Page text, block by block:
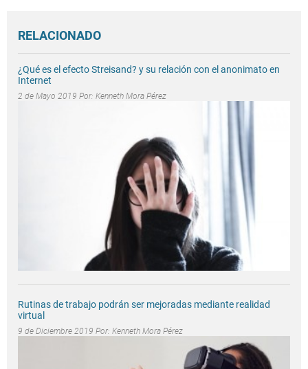
RELACIONADO
¿Qué es el efecto Streisand? y su relación con el anonimato en
Internet
2 de Mayo 2019 Por: Kenneth Mora Pérez
Rutinas de trabajo podrán ser mejoradas mediante realidad
virtual
9 de Diciembre 2019 Por: Kenneth Mora Pérez